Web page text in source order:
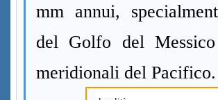
mm annui,
del Golfo del
meridionali del Pacifico.